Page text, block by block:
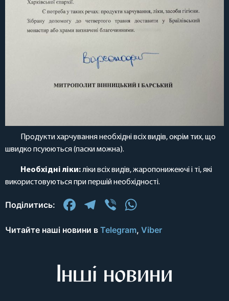
Продукти харчування необхідні всіх видів, окрім тих, що
швидко псуюються (паски можна).
Необхідні ліки:ліки всіх видів, жаропонижеючі і ті, які
використовуються при першій необхідності.
Поділитись: Facebook
Telegram
Viber
Читайте наші новини в Telegram, Viber
Інші новини